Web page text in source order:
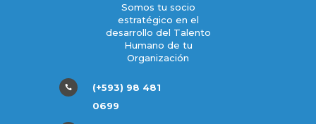
Somos tu socio
estratégico en el
desarrollo del Talento
Humano de tu
Organización

(+593) 98 481
0699